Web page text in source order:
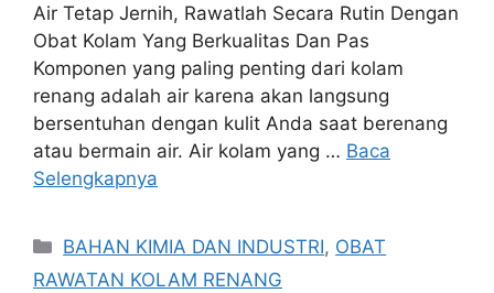
Air Tetap Jernih, Rawatlah Secara Rutin Dengan
Obat Kolam Yang Berkualitas Dan Pas
Komponen yang paling penting dari kolam
renang adalah air karena akan langsung
bersentuhan dengan kulit Anda saat berenang
atau bermain air. Air kolam yang … Baca
Selengkapnya
Kategori
BAHAN KIMIA DAN INDUSTRI, OBAT
RAWATAN KOLAM RENANG